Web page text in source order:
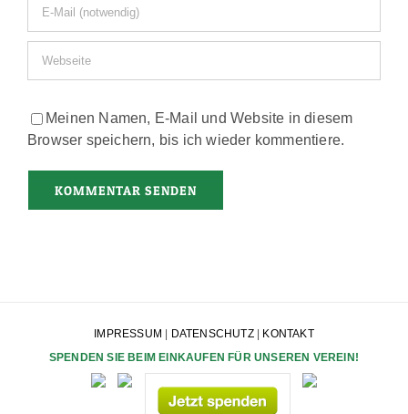
Meinen Namen, E-Mail und Website in diesem
Browser speichern, bis ich wieder kommentiere.
IMPRESSUM DATENSCHUTZ|
KONTAKT
SPENDEN SIE BEIM EINKAUFEN FÜR UNSEREN VEREIN!